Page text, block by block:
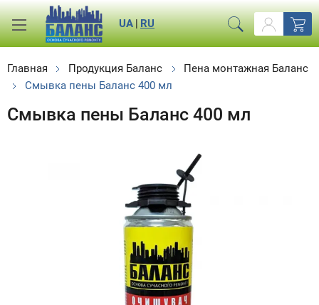
RU
|
UA
Главная Продукция Баланс
Пена монтажная Баланс
Смывка пены Баланс 400 мл
Смывка пены Баланс 400 мл